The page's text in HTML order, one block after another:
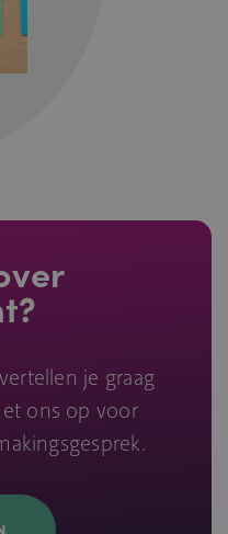
je graag
ons op voor